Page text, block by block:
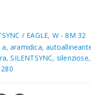
/ EAGLE, W - 8M 32
a,aramidica,
,SILENTSYNC, silenziose